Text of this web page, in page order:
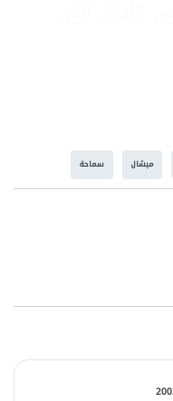
السياسي
الصعبة التي
المرحلة.
ميشال سماحة